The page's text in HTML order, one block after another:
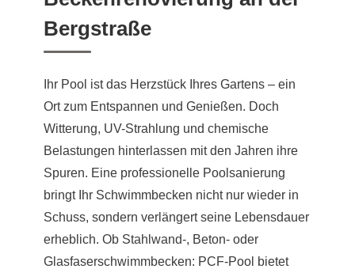
Bergstraße
Ihr Pool ist das Herzstück Ihres Gartens – ein
Ort zum Entspannen und Genießen. Doch
Witterung, UV-Strahlung und chemische
Belastungen hinterlassen mit den Jahren ihre
Spuren. Eine professionelle Poolsanierung
bringt Ihr Schwimmbecken nicht nur wieder in
Schuss, sondern verlängert seine Lebensdauer
erheblich. Ob Stahlwand-, Beton- oder
Glasfaserschwimmbecken: PCF-Pool bietet